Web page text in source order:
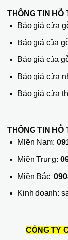
THÔNG TIN HỖ
Báo giá cửa
Báo giá của
Báo giá của
Báo giá cửa
Báo giá cửa
THÔNG TIN HỖ
Miền Nam:
Miền Trung:
Miền Bắc:
Kinh doanh:
CÔNG TY